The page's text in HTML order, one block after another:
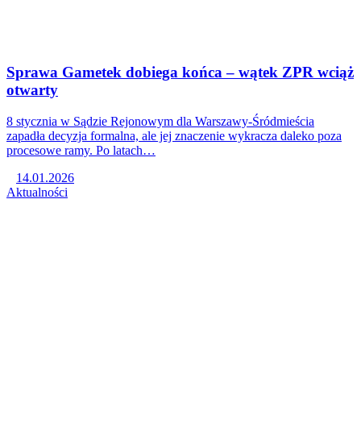
Sprawa Gametek dobiega końca – wątek ZPR wciąż
otwarty
8 stycznia w Sądzie Rejonowym dla Warszawy-Śródmieścia
zapadła decyzja formalna, ale jej znaczenie wykracza daleko poza
procesowe ramy. Po latach…
14.01.2026
Aktualności